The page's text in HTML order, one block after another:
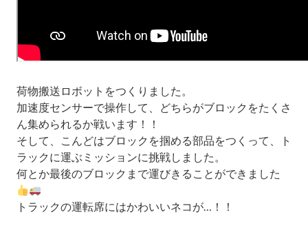
荷物搬送ロボットをつくりました。
加速度センサーで操作して、どちらがブロックをたくさ
ん集められるか戦います！！
そして、こんどはブロックを掴める部品をつくって、ト
ラックに運ぶミッションに挑戦しました。
何とか最後のブロックまで運びきることができました
トラックの運転席にはかわいいネコが…！！